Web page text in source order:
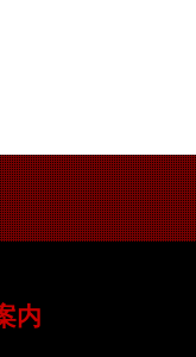
内